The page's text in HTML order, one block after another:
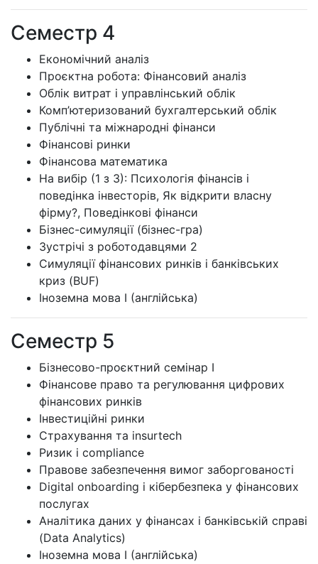
Семестр 4
Економічний аналіз
Проєктна робота: Фінансовий аналіз
Облік витрат і управлінський облік
Комп’ютеризований бухгалтерський облік
Публічні та міжнародні фінанси
Фінансові ринки
Фінансова математика
На вибір (1 з 3): Психологія фінансів і
поведінка інвесторів, Як відкрити власну
фірму?, Поведінкові фінанси
Бізнес-симуляції (бізнес-гра)
Зустрічі з роботодавцями 2
Симуляції фінансових ринків і банківських
криз (BUF)
Іноземна мова I (англійська)
Семестр 5
Бізнесово-проєктний семінар I
Фінансове право та регулювання цифрових
фінансових ринків
Інвестиційні ринки
Страхування та insurtech
Ризик і compliance
Правове забезпечення вимог заборгованості
Digital onboarding і кібербезпека у фінансових
послугах
Аналітика даних у фінансах і банківській справі
(Data Analytics)
Іноземна мова I (англійська)